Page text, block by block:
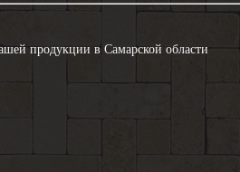
продукции в Самарской области